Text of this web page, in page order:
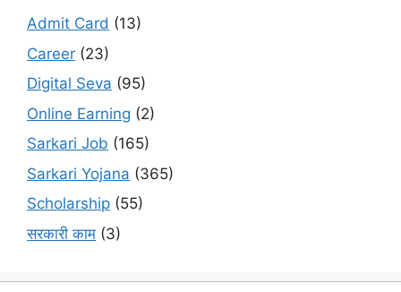
Admit Card (13)
Career (23)
Digital Seva (95)
Online Earning (2)
Sarkari Job (165)
Sarkari Yojana (365)
Scholarship (55)
सरकारी काम (3)